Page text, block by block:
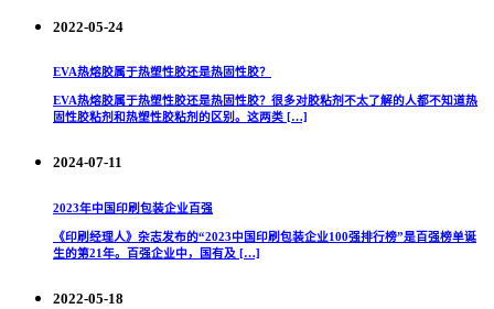
2022-05-24
EVA热熔胶属于热塑性胶还是热固性胶？
EVA热熔胶属于热塑性胶还是热固性胶？很多对胶粘剂不太了解的人都不知道热
固性胶粘剂和热塑性胶粘剂的区别。这两类 […]
2024-07-11
2023年中国印刷包装企业百强
《印刷经理人》杂志发布的“2023中国印刷包装企业100强排行榜”是百强榜单诞
生的第21年。百强企业中，国有及 […]
2022-05-18